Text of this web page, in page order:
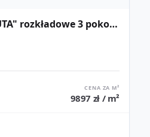
"KLIMATYCZNA HUTA" rozkładowe 3 pokoje z super dojazdem
CENA ZA M²
9897 zł / m²